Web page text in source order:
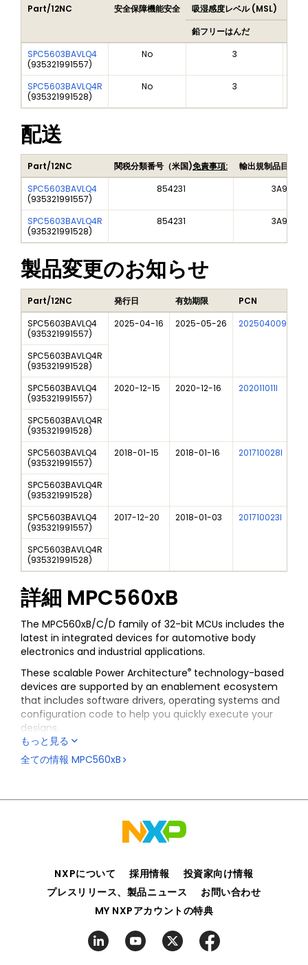
Part/12NC 安全保障機能安全 吸湿感度レベル (MSL)
鉛フリーはんだ
SPC5603BAVLQ4
(935321991557)
No 3
SPC5603BAVLQ4R
(935321991528)
No 3
配送
Part/12NC 関税分類番号（米国)免責事項:
輸出規制品目番号
SPC5603BAVLQ4
(935321991557)
854231 3A991A2
SPC5603BAVLQ4R
(935321991528)
854231 3A991A2
製品変更のお知らせ
Part/12NC 発行日 有効期限 PCN
SPC5603BAVLQ4
(935321991557)
2025-04-16 2025-05-26 202504009I
SPC5603BAVLQ4R
(935321991528)
SPC5603BAVLQ4
(935321991557)
2020-12-15 2020-12-16 202011011I
SPC5603BAVLQ4R
(935321991528)
SPC5603BAVLQ4
(935321991557)
2018-01-15 2018-01-16 201710028I
SPC5603BAVLQ4R
(935321991528)
SPC5603BAVLQ4
(935321991557)
2017-12-20 2018-01-03 201710023I
SPC5603BAVLQ4R
(935321991528)
詳細 MPC560xB
The MPC560xB/C/D family of 32-bit MCUs includes the
latest in integrated devices for automotive body
electronics and industrial applications.
These scalable Power Architecture® technology-based
devices are supported by an enablement ecosystem
that includes software drivers, operating systems and
configuration code to help you quickly execute your
designs.
もっと見る
全ての情報 MPC560xB
NXPについて 採用情報
投資家向け情報
プレスリリース、製品ニュース
お問い合わせ
MY NXPアカウントの特典